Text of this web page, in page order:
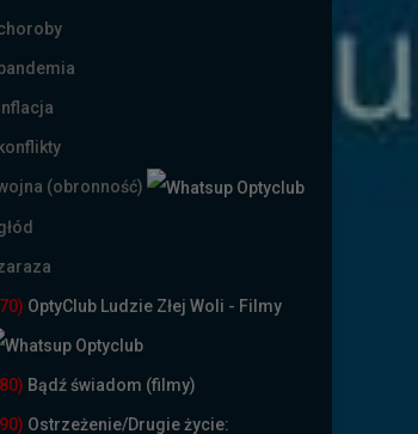
(obronność)
OptyClub Ludzie Złej Woli - Filmy
Bądź świadom (filmy)
Ostrzeżenie/Drugie życie: